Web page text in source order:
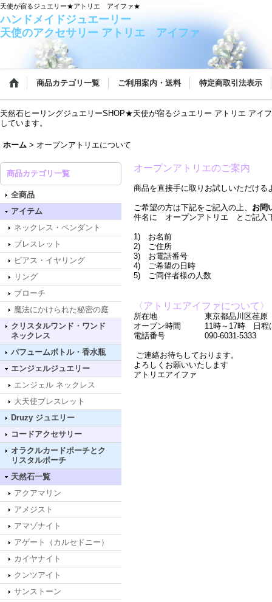
天使が宿るジュエリー★アトリエ アイファ★
ハンドメイドジュエーリ
天使のアクセサリー アトリエ アイファ
商品カテゴリ一覧 ご利用案内・送料 特定商取引法表示
天然石ヒーリングジュエリーSHOP★天使が宿るジュエリー アトリエ アイ
しています。
ホーム > オープンアトリエについて
商品カテゴリ一覧
全商品
アイテム
ネックレス・ペンダント
ブレスレット
ピアス・イヤリング
リング
ブローチ
魔法にかけられた秘密の庭
クリスタルワンド・ワンド
ネックレス
パフュームボトル・香水瓶
エンジェルジュエリー
エンジェル ネックレス
大天使ブレスレット
Druzy ジュエリー
コードアクセサリー
オラクルカードポーチとク
リスタルポーチ
天然石一覧
アクアマリン
アメジスト
アマゾナイト
アゲート（カルセドニー）
カイヤナイト
クンツアイト
サンストーン
オープンアトリエのご案内
商品を直接手に取りお試しいただける
ご希望の方は下記をご記入の上、 お問
件名に オープンアトリエ とご記入
1) お名前
2) ご住所
3) お電話番号
4) ご希望の日時
5) ご同伴者様の人数
〈アトリエアイファについて〉
所在地 東京都品川区荏原 （詳
オープン時間 11時～17時 日程は
電話番号 090-6031-5333 お電
ご連絡お待ちしております。
よろしくお願いいたします
アトリエアイファ